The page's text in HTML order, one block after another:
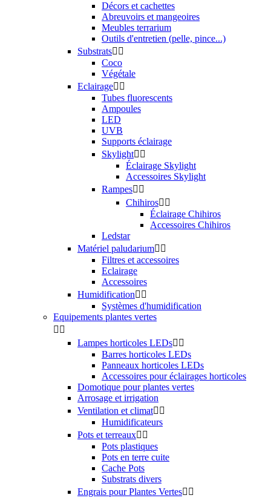
Décors et cachettes
Abreuvoirs et mangeoires
Meubles terrarium
Outils d'entretien (pelle, pince...)
Substrats 
Coco
Végétale
Eclairage 
Tubes fluorescents
Ampoules
LED
UVB
Supports éclairage
Skylight 
Éclairage Skylight
Accessoires Skylight
Rampes 
Chihiros 
Éclairage Chihiros
Accessoires Chihiros
Ledstar
Matériel paludarium 
Filtres et accessoires
Eclairage
Accessoires
Humidification 
Systèmes d'humidification
Equipements plantes vertes
 
Lampes horticoles LEDs 
Barres horticoles LEDs
Panneaux horticoles LEDs
Accessoires pour éclairages horticoles
Domotique pour plantes vertes
Arrosage et irrigation
Ventilation et climat 
Humidificateurs
Pots et terreaux 
Pots plastiques
Pots en terre cuite
Cache Pots
Substrats divers
Engrais pour Plantes Vertes 